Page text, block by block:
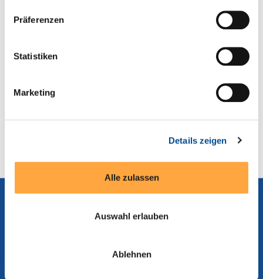
Präferenzen
Statistiken
Marketing
Details zeigen
Alle zulassen
Auswahl erlauben
Ablehnen
* Weitbereichseingang 85-264 VAC (85-305 VAC
Abonnieren Sie unseren Newsletter
Informationen zu Produkten, Technologien und